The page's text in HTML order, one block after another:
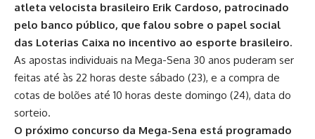
atleta velocista brasileiro Erik Cardoso, patrocinado
pelo banco público, que falou sobre o papel social
das Loterias Caixa no incentivo ao esporte brasileiro.
As apostas individuais na Mega-Sena 30 anos puderam ser
feitas até às 22 horas deste sábado (23), e a compra de
cotas de bolões até 10 horas deste domingo (24), data do
sorteio.
O próximo concurso da Mega-Sena está programado